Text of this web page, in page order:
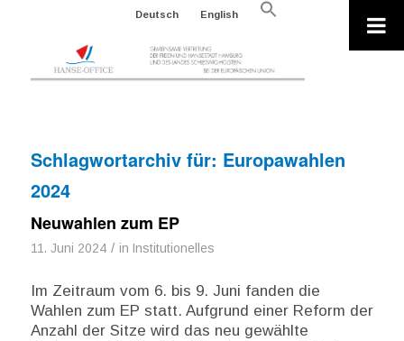
Deutsch English
Search
Schlagwortarchiv für: Europawahlen
2024
Neuwahlen zum EP
11. Juni 2024 / in Institutionelles
Im Zeitraum vom 6. bis 9. Juni fanden die
Wahlen zum EP statt. Aufgrund einer Reform der
Anzahl der Sitze wird das neu gewählte